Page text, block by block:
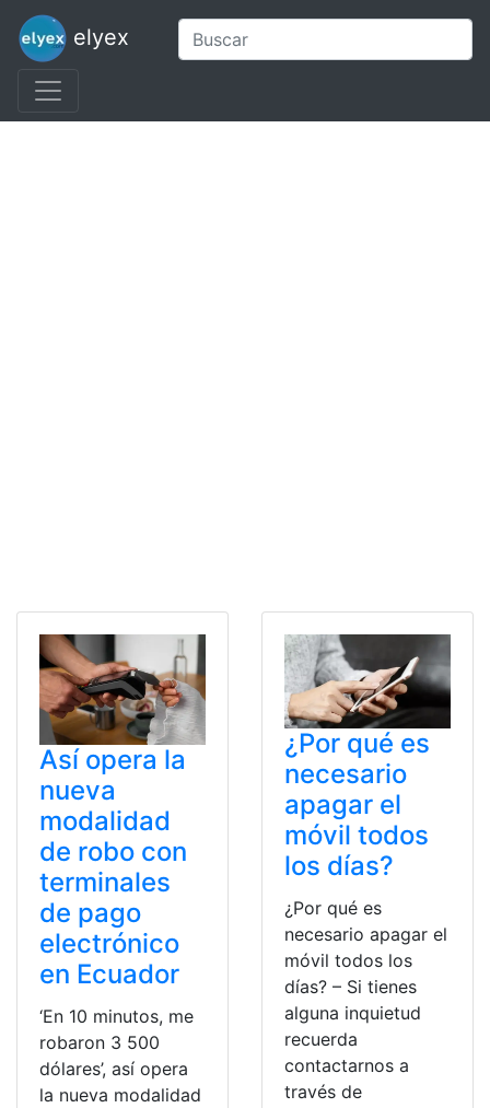
elyex
Así opera la
nueva
modalidad
de robo con
terminales
de pago
electrónico
en Ecuador
‘En 10 minutos, me
robaron 3 500
dólares’, así opera
la nueva modalidad
¿Por qué es
necesario
apagar el
móvil todos
los días?
¿Por qué es
necesario apagar el
móvil todos los
días? – Si tienes
alguna inquietud
recuerda
contactarnos a
través de